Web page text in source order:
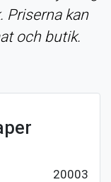
Priserna kan
och butik.
20003